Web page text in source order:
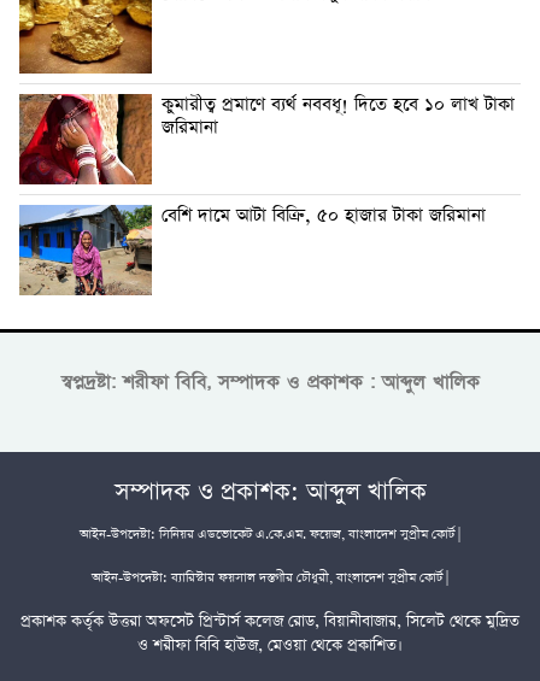
কুমারীত্ব প্রমাণে ব্যর্থ নববধূ! দিতে হবে ১০ লাখ টাকা
জরিমানা
বেশি দামে আটা বিক্রি, ৫০ হাজার টাকা জরিমানা
স্বপ্নদ্রষ্টা: শরীফা বিবি, সম্পাদক ও প্রকাশক : আব্দুল খালিক
সম্পাদক ও প্রকাশক: আব্দুল খালিক
আইন-উপদেষ্টা: সিনিয়র এডভোকেট এ.কে.এম. ফয়েজ, বাংলাদেশ সুপ্রীম কোর্ট |
আইন-উপদেষ্টা: ব্যারিস্টার ফয়সাল দস্তগীর চৌধুরী, বাংলাদেশ সুপ্রীম কোর্ট |
প্রকাশক কর্তৃক উত্তরা অফসেট প্রিন্টার্স কলেজ রোড, বিয়ানীবাজার, সিলেট থেকে মুদ্রিত
ও শরীফা বিবি হাউজ, মেওয়া থেকে প্রকাশিত।